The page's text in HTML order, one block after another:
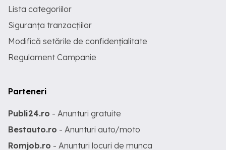
Lista categoriilor
Siguranța tranzacțiilor
Modifică setările de confidențialitate
Regulament Campanie
Parteneri
Publi24.ro - Anunturi gratuite
Bestauto.ro - Anunturi auto/moto
Romjob.ro - Anunturi locuri de munca